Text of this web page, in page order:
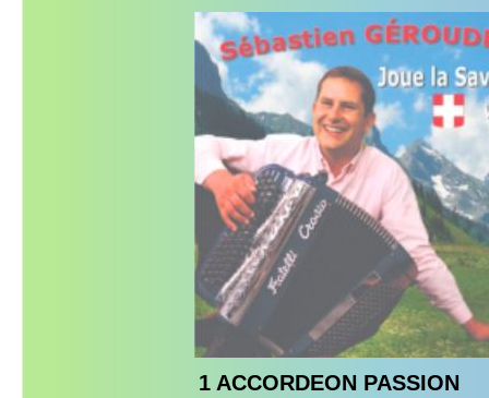
1 ACCORDEON PASSION